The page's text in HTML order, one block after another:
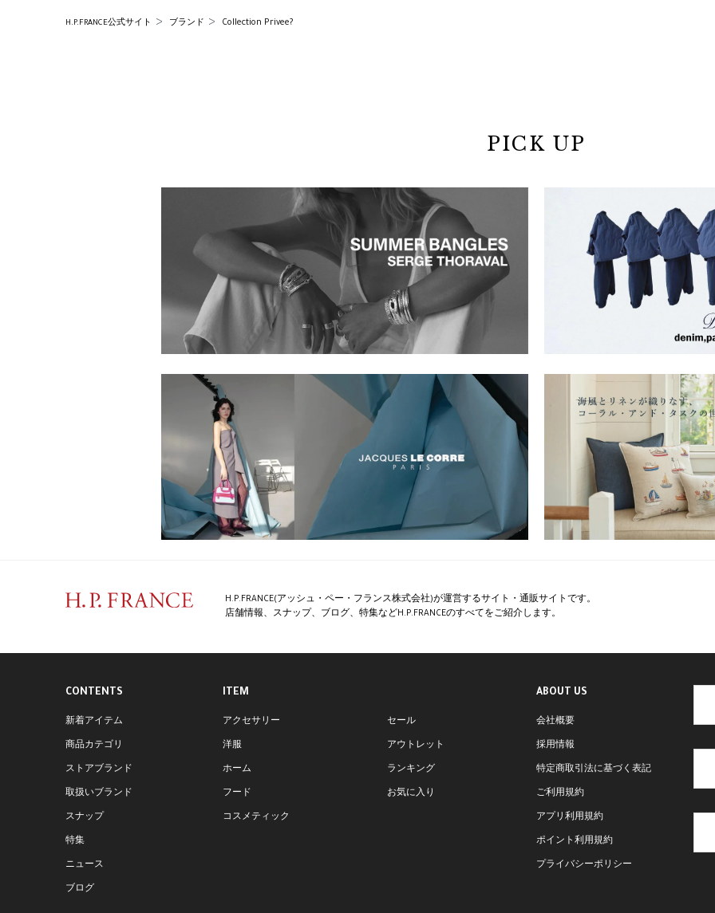
H.P.FRANCE公式サイト ブランド Collection Privee?
PICK UP
H.P.FRANCE(アッシュ・ペー・フランス株式会社)が運営するサイト・通販サイトです。
店舗情報、スナップ、ブログ、特集などH.P.FRANCEのすべてをご紹介します。
CONTENTS
新着アイテム
商品カテゴリ
ストアブランド
取扱いブランド
スナップ
特集
ニュース
ブログ
ITEM
アクセサリー
洋服
ホーム
フード
コスメティック
セール
アウトレット
ランキング
お気に入り
ABOUT US
会社概要
採用情報
特定商取引法に基づく表記
ご利用規約
アプリ利用規約
ポイント利用規約
プライバシーポリシー